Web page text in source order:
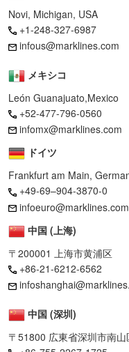
Novi, Michigan, USA
+1-248-327-6987
infous@marklines.com
メキシコ
León Guanajuato,Mexico
+52-477-796-0560
infomx@marklines.com
ドイツ
Frankfurt am Main,
+49-69–904-3870-0
infoeuro@marklines.com
中国 (上海)
〒200001 上海市黄浦区
+86-21-6212-6562
中国 (深圳)
〒51800 広東省深圳市南山